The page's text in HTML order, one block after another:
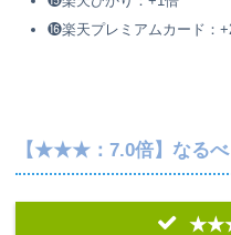
⓰楽天プレミアムカード：
【★★★：7.0倍】なるべ
★★★